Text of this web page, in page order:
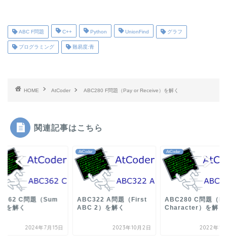
ABC F問題 C++ Python UnionFind グラフ
プログラミング 難易度:青
HOME AtCoder ABC280 F問題（Pay or Receive）を解く
関連記事はこちら
C問題（Sum
を解く
2024年7月15日
AtCoder
ABC322 A問題（First
ABC 2）を解く
2023年10月2日
AtCoder
ABC280 C問題（
Character）を解く
2022年12